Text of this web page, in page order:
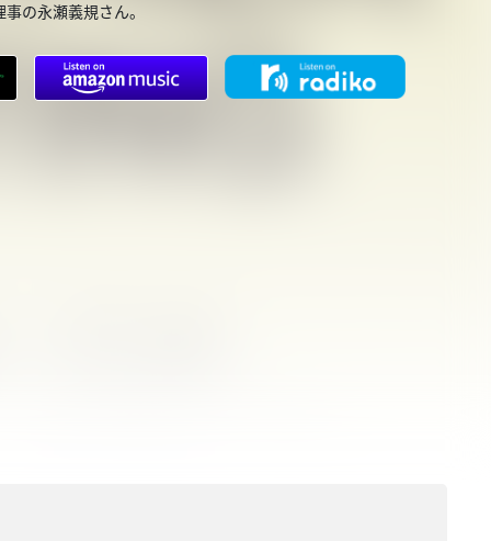
の永瀬義規さん。